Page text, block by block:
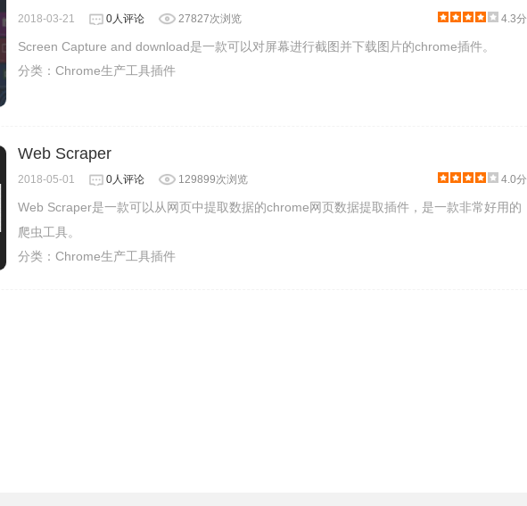
2018-03-21 0人评论 27827次浏览 4.3分
Screen Capture and download是一款可以对屏幕进行截图并下载图片的chrome插件。
分类： Chrome生产工具插件
Web Scraper
2018-05-01 0人评论 129899次浏览 4.0分
Web Scraper是一款可以从网页中提取数据的chrome网页数据提取插件，是一款非常好用的
爬虫工具。
分类： Chrome生产工具插件